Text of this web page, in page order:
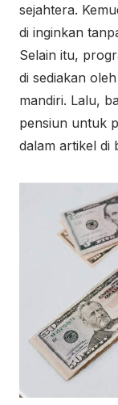
sejahtera.
di inginkan
Selain itu,
di sediakan
mandiri. Lalu,
pensiun untuk
dalam artikel di